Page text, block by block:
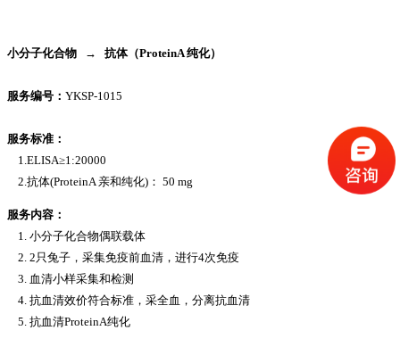
小分子化合物 → 抗体（ProteinA 纯化）
服务编号： YKSP-1015
服务标准：
1.ELISA≥1:20000
2.抗体(ProteinA 亲和纯化)： 50 mg
服务内容：
1. 小分子化合物偶联载体
2. 2只兔子，采集免疫前血清，进行4次免疫
3. 血清小样采集和检测
4. 抗血清效价符合标准，采全血，分离抗血清
5. 抗血清ProteinA纯化